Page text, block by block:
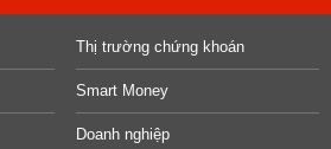
Thị trường chứng khoán
Smart Money
Doanh nghiệp